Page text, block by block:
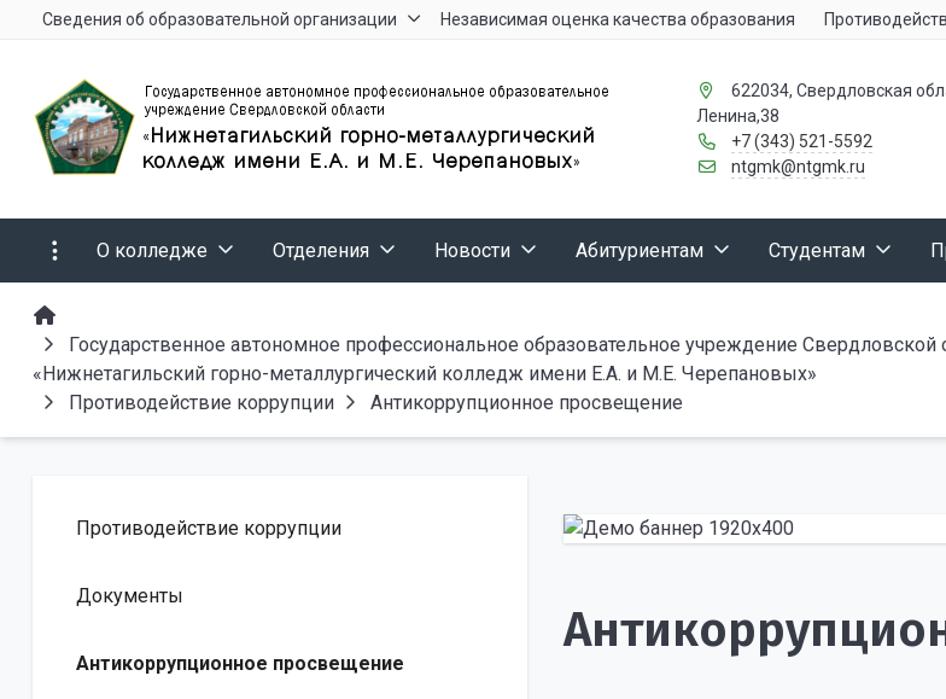
Сведения об образовательной организации Независимая оценка качества образования
622034, Свердловская
Ленина,38
+7 (343) 521-5592
ntgmk@ntgmk.ru
О колледже Отделения Новости Абитуриентам Студентам
Государственное автономное профессиональное образовательное учреждение Свердловской
«Нижнетагильский горно-металлургический колледж имени Е.А. и М.Е. Черепановых»
Противодействие коррупции
Антикоррупционное просвещение
Противодействие коррупции
Документы
Антикоррупционное просвещение